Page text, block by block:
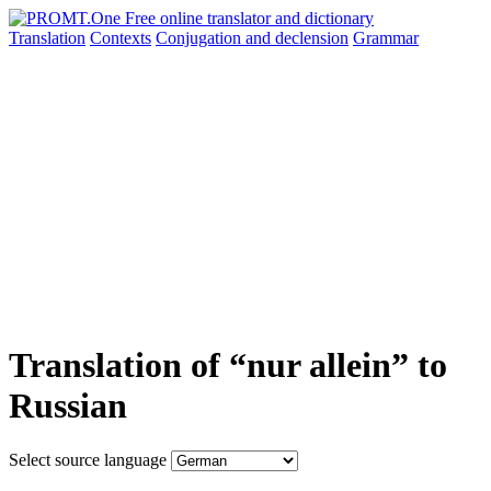
Translation Contexts Conjugation and declension Grammar
Translation of “nur allein” to
Russian
Select source language